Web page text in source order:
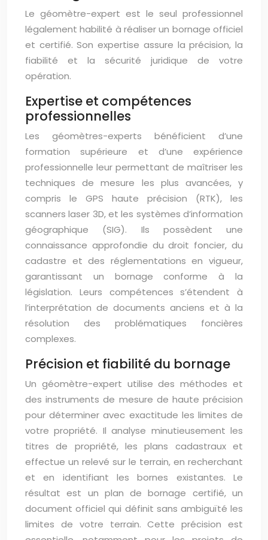
Le géomètre-expert est le seul professionnel
légalement habilité à réaliser un bornage officiel
et certifié. Son expertise assure la précision, la
fiabilité et la sécurité juridique de votre
opération.
Expertise et compétences
professionnelles
Les géomètres-experts bénéficient d’une
formation supérieure et d’une expérience
professionnelle leur permettant de maîtriser les
techniques de mesure les plus avancées, y
compris le GPS haute précision (RTK), les
scanners laser 3D, et les systèmes d’information
géographique (SIG). Ils possèdent une
connaissance approfondie du droit foncier, du
cadastre et des réglementations en vigueur,
garantissant un bornage conforme à la
législation. Leurs compétences s’étendent à
l’interprétation de documents anciens et à la
résolution des problématiques foncières
complexes.
Précision et fiabilité du bornage
Un géomètre-expert utilise des méthodes et
des instruments de mesure de haute précision
pour déterminer avec exactitude les limites de
votre propriété. Il analyse minutieusement les
titres de propriété, les plans cadastraux et
effectue un relevé sur le terrain, en recherchant
et en identifiant les bornes existantes. Le
résultat est un plan de bornage certifié, un
document officiel qui définit sans ambiguïté les
limites de votre terrain. Cette précision est